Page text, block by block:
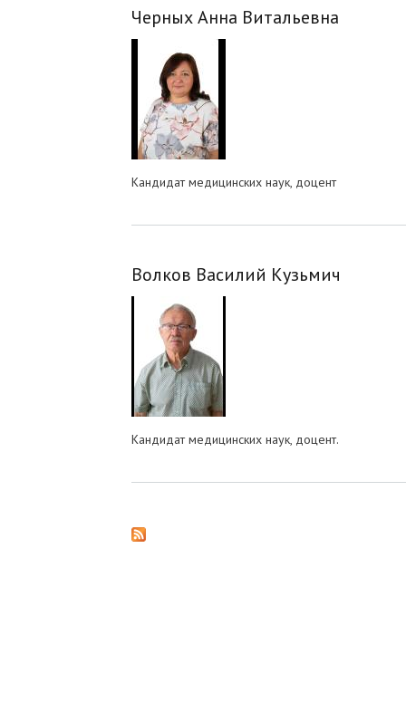
Черных Анна Витальевна
Кандидат медицинских наук, доцент
Волков Василий Кузьмич
Кандидат медицинских наук, доцент.